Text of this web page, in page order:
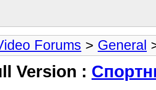
Forums > General
Version :